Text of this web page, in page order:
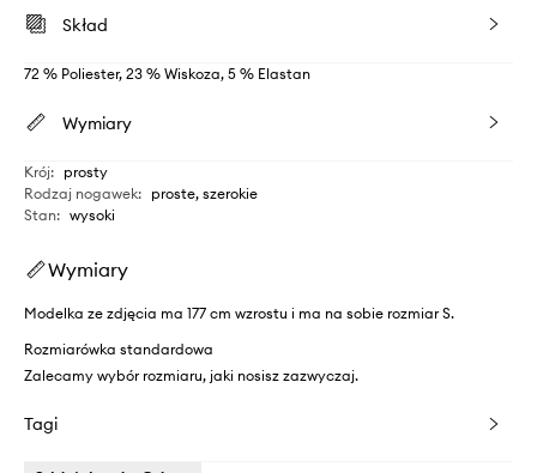
Skład
72 % Poliester, 23 % Wiskoza, 5 % Elastan
Wymiary
Krój: prosty
Rodzaj nogawek: proste, szerokie
Stan: wysoki
Wymiary
Modelka ze zdjęcia ma 177 cm wzrostu i ma na sobie rozmiar S.
Rozmiarówka standardowa
Zalecamy wybór rozmiaru, jaki nosisz zazwyczaj.
Tagi